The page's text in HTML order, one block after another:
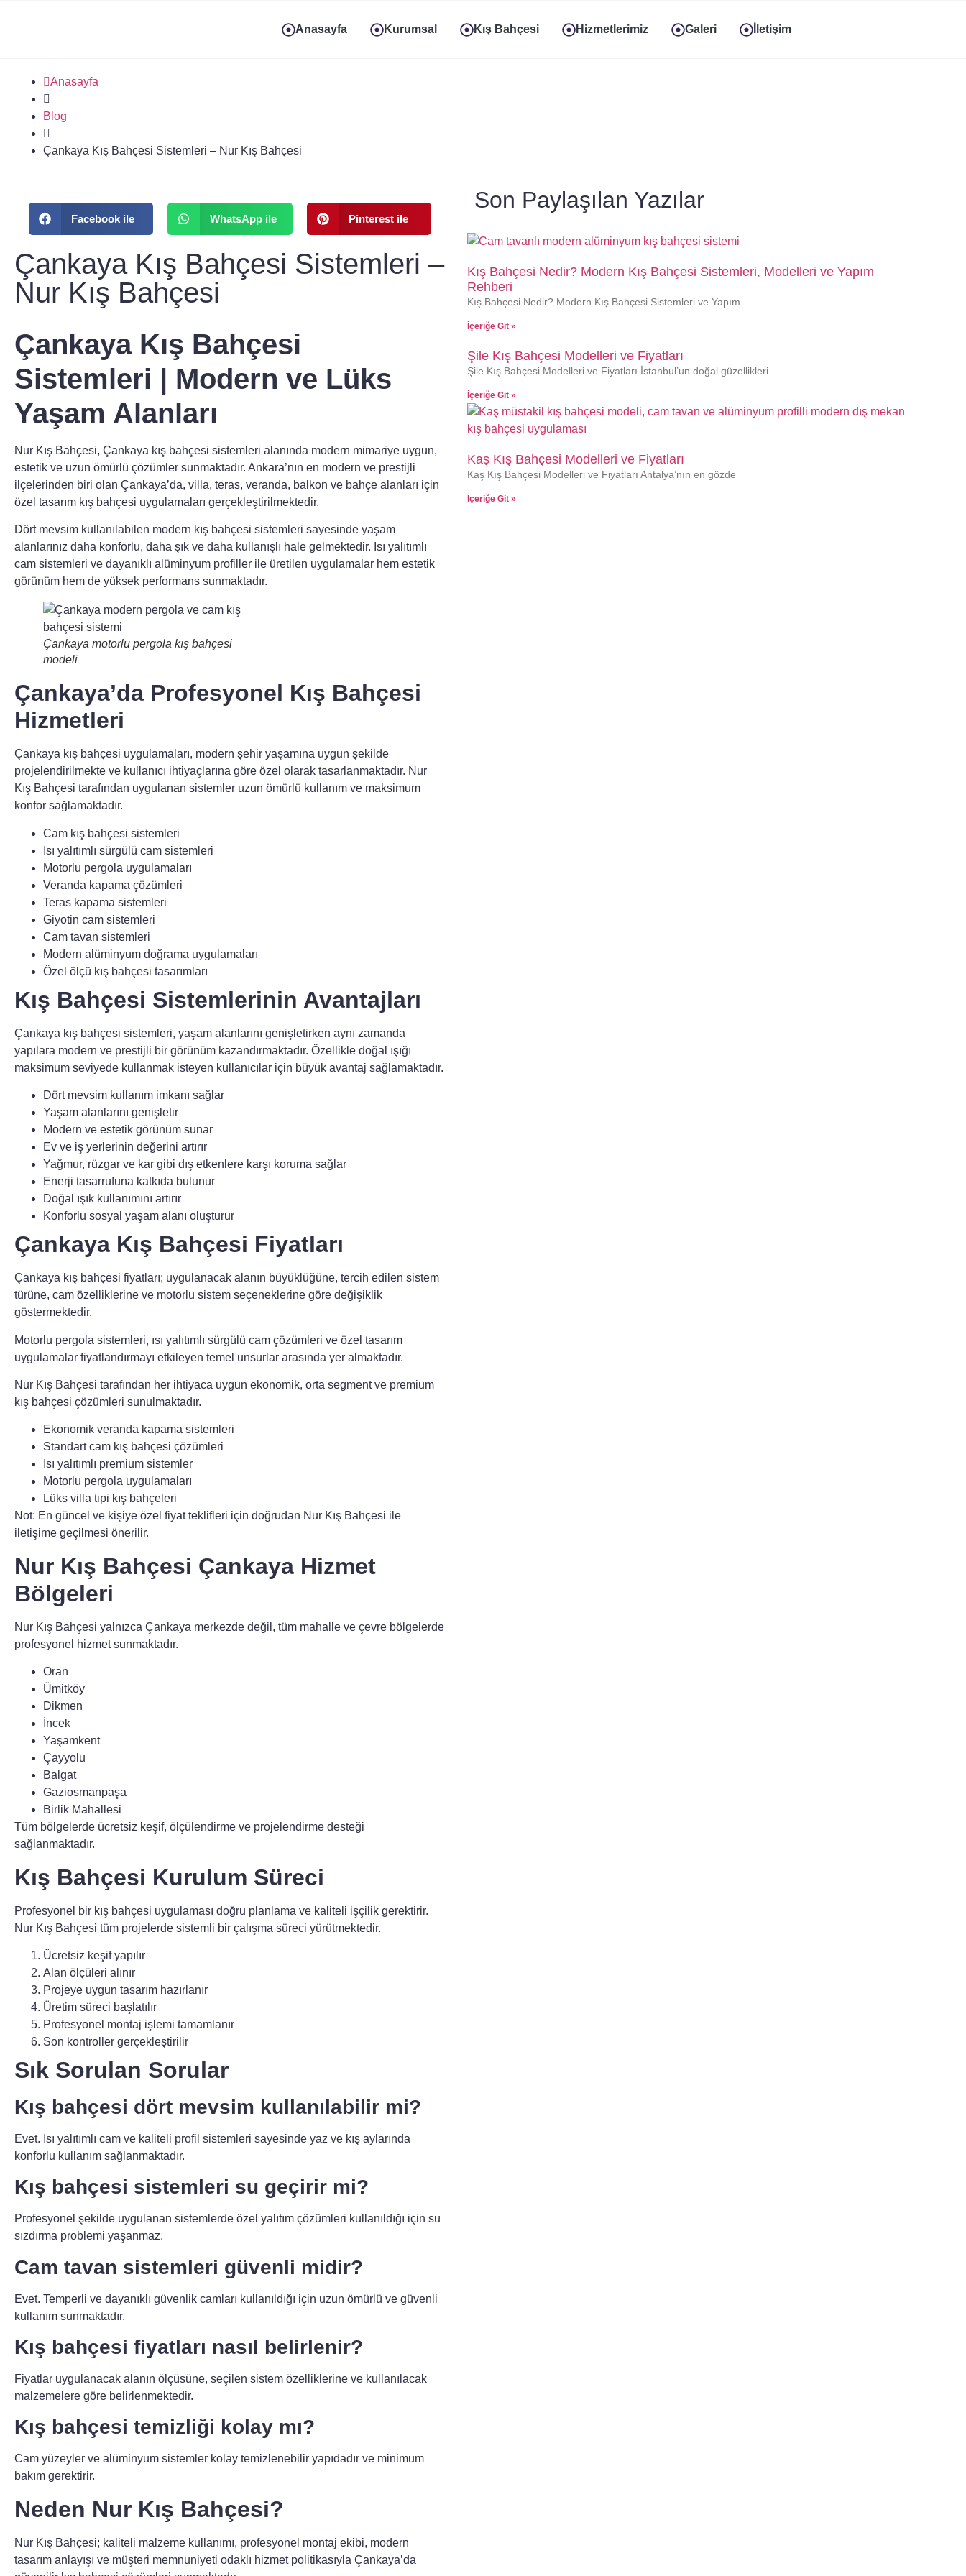
Anasayfa Kurumsal Kış Bahçesi Hizmetlerimiz Galeri İletişim
Anasayfa
Blog
Çankaya Kış Bahçesi Sistemleri – Nur Kış Bahçesi
Facebook ile WhatsApp ile Pinterest ile
Çankaya Kış Bahçesi Sistemleri –
Nur Kış Bahçesi
Çankaya Kış Bahçesi
Sistemleri | Modern ve Lüks
Yaşam Alanları
Nur Kış Bahçesi, Çankaya kış bahçesi sistemleri alanında modern mimariye uygun,
estetik ve uzun ömürlü çözümler sunmaktadır. Ankara’nın en modern ve prestijli
ilçelerinden biri olan Çankaya’da, villa, teras, veranda, balkon ve bahçe alanları için
özel tasarım kış bahçesi uygulamaları gerçekleştirilmektedir.
Dört mevsim kullanılabilen modern kış bahçesi sistemleri sayesinde yaşam
alanlarınız daha konforlu, daha şık ve daha kullanışlı hale gelmektedir. Isı yalıtımlı
cam sistemleri ve dayanıklı alüminyum profiller ile üretilen uygulamalar hem estetik
görünüm hem de yüksek performans sunmaktadır.
Çankaya motorlu pergola kış bahçesi
modeli
Çankaya’da Profesyonel Kış Bahçesi
Hizmetleri
Çankaya kış bahçesi uygulamaları, modern şehir yaşamına uygun şekilde
projelendirilmekte ve kullanıcı ihtiyaçlarına göre özel olarak tasarlanmaktadır. Nur
Kış Bahçesi tarafından uygulanan sistemler uzun ömürlü kullanım ve maksimum
konfor sağlamaktadır.
Cam kış bahçesi sistemleri
Isı yalıtımlı sürgülü cam sistemleri
Motorlu pergola uygulamaları
Veranda kapama çözümleri
Teras kapama sistemleri
Giyotin cam sistemleri
Cam tavan sistemleri
Modern alüminyum doğrama uygulamaları
Özel ölçü kış bahçesi tasarımları
Kış Bahçesi Sistemlerinin Avantajları
Çankaya kış bahçesi sistemleri, yaşam alanlarını genişletirken aynı zamanda
yapılara modern ve prestijli bir görünüm kazandırmaktadır. Özellikle doğal ışığı
maksimum seviyede kullanmak isteyen kullanıcılar için büyük avantaj sağlamaktadır.
Dört mevsim kullanım imkanı sağlar
Yaşam alanlarını genişletir
Modern ve estetik görünüm sunar
Ev ve iş yerlerinin değerini artırır
Yağmur, rüzgar ve kar gibi dış etkenlere karşı koruma sağlar
Enerji tasarrufuna katkıda bulunur
Doğal ışık kullanımını artırır
Konforlu sosyal yaşam alanı oluşturur
Çankaya Kış Bahçesi Fiyatları
Çankaya kış bahçesi fiyatları; uygulanacak alanın büyüklüğüne, tercih edilen sistem
türüne, cam özelliklerine ve motorlu sistem seçeneklerine göre değişiklik
göstermektedir.
Motorlu pergola sistemleri, ısı yalıtımlı sürgülü cam çözümleri ve özel tasarım
uygulamalar fiyatlandırmayı etkileyen temel unsurlar arasında yer almaktadır.
Nur Kış Bahçesi tarafından her ihtiyaca uygun ekonomik, orta segment ve premium
kış bahçesi çözümleri sunulmaktadır.
Ekonomik veranda kapama sistemleri
Standart cam kış bahçesi çözümleri
Isı yalıtımlı premium sistemler
Motorlu pergola uygulamaları
Lüks villa tipi kış bahçeleri
Not: En güncel ve kişiye özel fiyat teklifleri için doğrudan Nur Kış Bahçesi ile
iletişime geçilmesi önerilir.
Nur Kış Bahçesi Çankaya Hizmet
Bölgeleri
Nur Kış Bahçesi yalnızca Çankaya merkezde değil, tüm mahalle ve çevre bölgelerde
profesyonel hizmet sunmaktadır.
Oran
Ümitköy
Dikmen
İncek
Yaşamkent
Çayyolu
Balgat
Gaziosmanpaşa
Birlik Mahallesi
Tüm bölgelerde ücretsiz keşif, ölçülendirme ve projelendirme desteği
sağlanmaktadır.
Kış Bahçesi Kurulum Süreci
Profesyonel bir kış bahçesi uygulaması doğru planlama ve kaliteli işçilik gerektirir.
Nur Kış Bahçesi tüm projelerde sistemli bir çalışma süreci yürütmektedir.
Ücretsiz keşif yapılır
Alan ölçüleri alınır
Projeye uygun tasarım hazırlanır
Üretim süreci başlatılır
Profesyonel montaj işlemi tamamlanır
Son kontroller gerçekleştirilir
Sık Sorulan Sorular
Kış bahçesi dört mevsim kullanılabilir mi?
Evet. Isı yalıtımlı cam ve kaliteli profil sistemleri sayesinde yaz ve kış aylarında
konforlu kullanım sağlanmaktadır.
Kış bahçesi sistemleri su geçirir mi?
Profesyonel şekilde uygulanan sistemlerde özel yalıtım çözümleri kullanıldığı için su
sızdırma problemi yaşanmaz.
Cam tavan sistemleri güvenli midir?
Evet. Temperli ve dayanıklı güvenlik camları kullanıldığı için uzun ömürlü ve güvenli
kullanım sunmaktadır.
Kış bahçesi fiyatları nasıl belirlenir?
Fiyatlar uygulanacak alanın ölçüsüne, seçilen sistem özelliklerine ve kullanılacak
malzemelere göre belirlenmektedir.
Kış bahçesi temizliği kolay mı?
Cam yüzeyler ve alüminyum sistemler kolay temizlenebilir yapıdadır ve minimum
bakım gerektirir.
Neden Nur Kış Bahçesi?
Nur Kış Bahçesi; kaliteli malzeme kullanımı, profesyonel montaj ekibi, modern
tasarım anlayışı ve müşteri memnuniyeti odaklı hizmet politikasıyla Çankaya’da
Son Paylaşılan Yazılar
Kış Bahçesi Nedir? Modern Kış Bahçesi Sistemleri, Modelleri ve Yapım
Rehberi
Kış Bahçesi Nedir? Modern Kış Bahçesi Sistemleri ve Yapım
İçeriğe Git »
Şile Kış Bahçesi Modelleri ve Fiyatları
Şile Kış Bahçesi Modelleri ve Fiyatları İstanbul’un doğal güzellikleri
İçeriğe Git »
Kaş Kış Bahçesi Modelleri ve Fiyatları
Kaş Kış Bahçesi Modelleri ve Fiyatları Antalya’nın en gözde
İçeriğe Git »